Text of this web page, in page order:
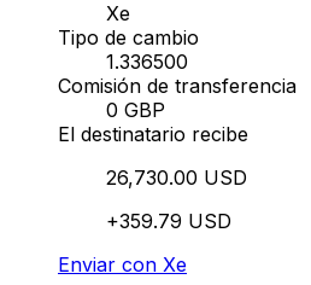
Xe
Tipo de cambio
1.336500
Comisión de transferencia
0 GBP
El destinatario recibe
26,730.00 USD
+359.79 USD
Enviar con Xe